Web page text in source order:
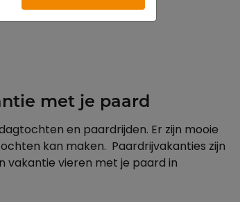
met je paard
en paardrijden. Er zijn mooie
kan maken. Paardrijvakanties zijn
vakantie vieren met je paard in